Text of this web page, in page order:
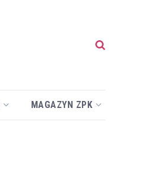
MAGAZYN ZPK